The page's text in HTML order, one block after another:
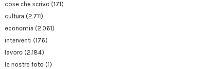
cose che scrivo (171)
cultura (2.711)
economia (2.061)
interventi (176)
lavoro (2.184)
le nostre foto (1)